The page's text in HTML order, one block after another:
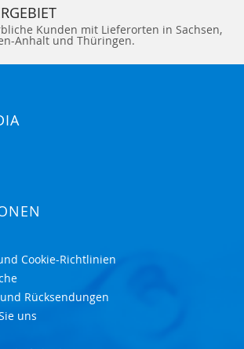
Kunden mit Lieferorten in Sachsen,
Anhalt und Thüringen.
Cookie-Richtlinien
Rücksendungen
uns